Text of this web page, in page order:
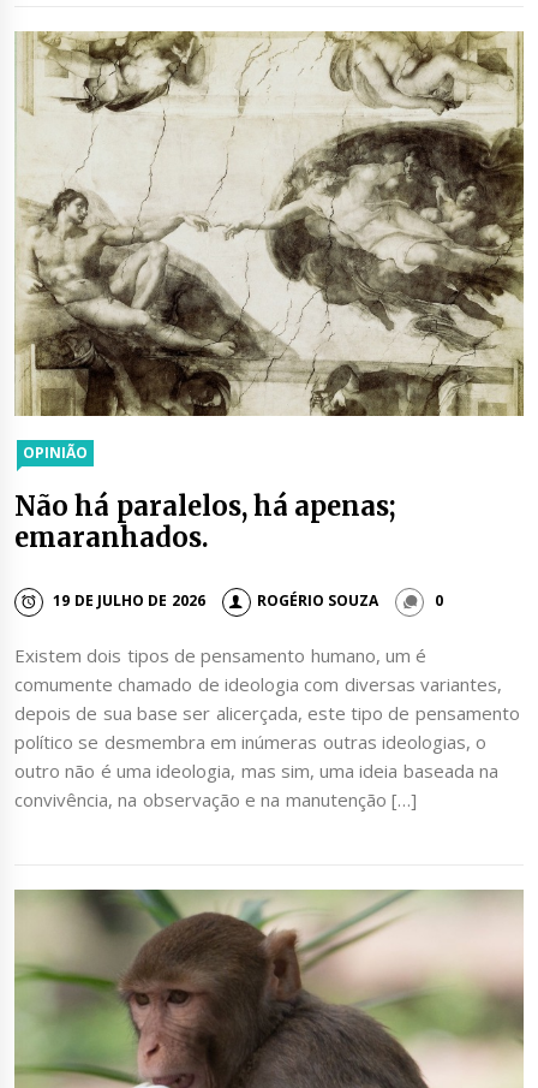
OPINIÃO
Não há paralelos, há apenas;
emaranhados.
19 DE JULHO DE 2026 ROGÉRIO SOUZA 0
Existem dois tipos de pensamento humano, um é
comumente chamado de ideologia com diversas variantes,
depois de sua base ser alicerçada, este tipo de pensamento
político se desmembra em inúmeras outras ideologias, o
outro não é uma ideologia, mas sim, uma ideia baseada na
convivência, na observação e na manutenção […]